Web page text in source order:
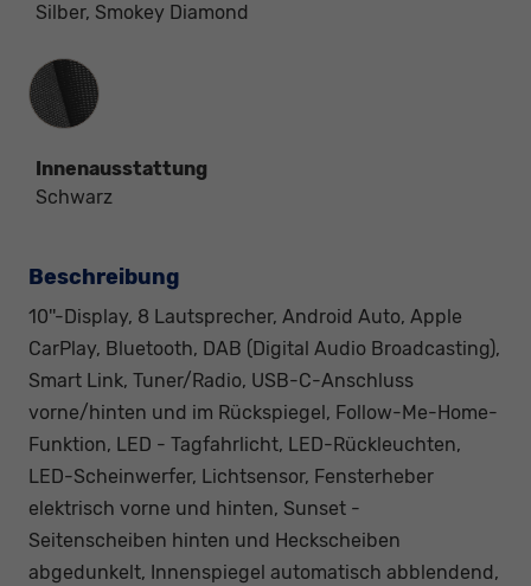
Silber, Smokey Diamond
Innenausstattung
Innenausstattung
Schwarz
Beschreibung
10''-Display, 8 Lautsprecher, Android Auto, Apple
CarPlay, Bluetooth, DAB (Digital Audio Broadcasting),
Smart Link, Tuner/Radio, USB-C-Anschluss
vorne/hinten und im Rückspiegel, Follow-Me-Home-
Funktion, LED - Tagfahrlicht, LED-Rückleuchten,
LED-Scheinwerfer, Lichtsensor, Fensterheber
elektrisch vorne und hinten, Sunset -
Seitenscheiben hinten und Heckscheiben
abgedunkelt, Innenspiegel automatisch abblendend,